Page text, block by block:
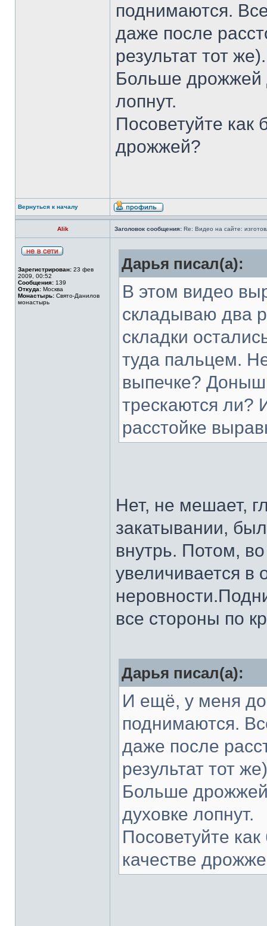
поднимаются.
даже после
результат тот
Больше дрожжей
лопнут.
Посоветуйте как
дрожжей?
Вернуться к началу
Alik Заголовок сообщения: Re: Видео на сайте:
Зарегистрирован: 23 фев
2009, 00:52
Сообщения: 139
Откуда: Москва
Монастырь: Свято-Данилов
монастырь
Дарья писал(а):
В этом видео
складываю два
складки
туда пальцем.
выпечке?
трескаются ли?
расстойке
Нет, не мешает,
закатывании,
внутрь. Потом,
увеличивается в
все стороны по
Дарья писал(а):
И ещё, у меня
поднимаются.
даже после
результат тот
Больше
духовке лопнут.
Посоветуйте
качестве